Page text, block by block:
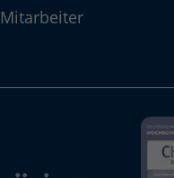
Mitarbeiter